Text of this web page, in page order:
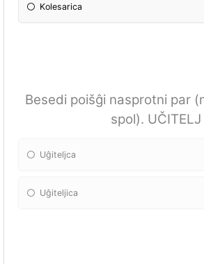
Kolesarica
Besedi poišĝi nasprotni par
spol). UČITELJ
Uĝiteljca
Uĝiteljica